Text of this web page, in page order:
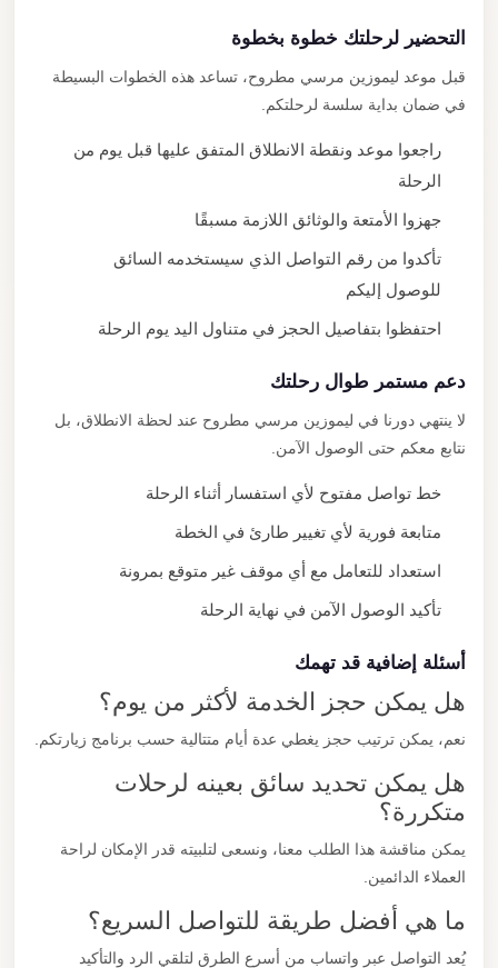
التحضير لرحلتك خطوة بخطوة
قبل موعد ليموزين مرسي مطروح، تساعد هذه الخطوات البسيطة
في ضمان بداية سلسة لرحلتكم.
راجعوا موعد ونقطة الانطلاق المتفق عليها قبل يوم من
الرحلة
جهزوا الأمتعة والوثائق اللازمة مسبقًا
تأكدوا من رقم التواصل الذي سيستخدمه السائق
للوصول إليكم
احتفظوا بتفاصيل الحجز في متناول اليد يوم الرحلة
دعم مستمر طوال رحلتك
لا ينتهي دورنا في ليموزين مرسي مطروح عند لحظة الانطلاق، بل
نتابع معكم حتى الوصول الآمن.
خط تواصل مفتوح لأي استفسار أثناء الرحلة
متابعة فورية لأي تغيير طارئ في الخطة
استعداد للتعامل مع أي موقف غير متوقع بمرونة
تأكيد الوصول الآمن في نهاية الرحلة
أسئلة إضافية قد تهمك
هل يمكن حجز الخدمة لأكثر من يوم؟
نعم، يمكن ترتيب حجز يغطي عدة أيام متتالية حسب برنامج زيارتكم.
هل يمكن تحديد سائق بعينه لرحلات
متكررة؟
يمكن مناقشة هذا الطلب معنا، ونسعى لتلبيته قدر الإمكان لراحة
العملاء الدائمين.
ما هي أفضل طريقة للتواصل السريع؟
يُعد التواصل عبر واتساب من أسرع الطرق لتلقي الرد والتأكيد